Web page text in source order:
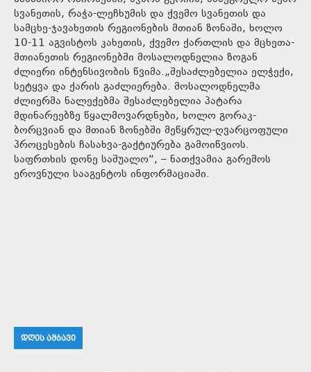
სვანეთის, რაჭა-ლეჩხუმის და ქვემო სვანეთის და
სამცხე-ჯავახეთის რეგიონების მთიან ზონაში, ხოლო
10-11 აგვისტოს კახეთის, ქვემო ქართლის და მცხეთა-
მთიანეთის რეგიონებში მოსალოდნელია ზოგან
ძლიერი ინტენსივობის წვიმა.„შესაძლებელია ელჭექი,
სეტყვა და ქარის გაძლიერება. მოსალოდნელმა
ძლიერმა ნალექებმა შესაძლებელია პატარა
მდინარეებზე წყალმოვარდნები, ხოლო გორაკ-
ბორცვიან და მთიან ზონებში მეწყრულ-ღვარცოფული
პროცესების ჩასახვა-გაქტიურება გამოიწვიოს.
საფრთხის დონე საშუალო“, – ნათქვამია გარემოს
ეროვნული სააგენტოს ინფორმაციაში.
ᲓᲦᲘᲡ ᲐᲛᲑᲐᲕᲘ